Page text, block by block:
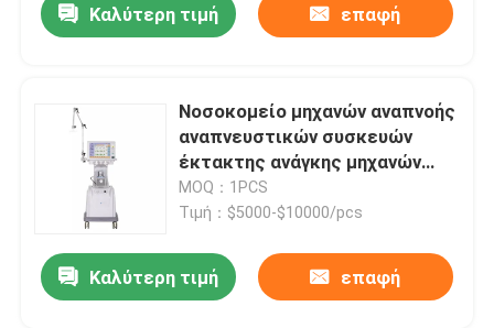
Καλύτερη τιμή επαφή
Νοσοκομείο μηχανών αναπνοής
αναπνευστικών συσκευών
έκτακτης ανάγκης μηχανών
εγχώριων ICU εξαεριστήρων
MOQ：1PCS
Τιμή：$5000-$10000/pcs
Καλύτερη τιμή επαφή